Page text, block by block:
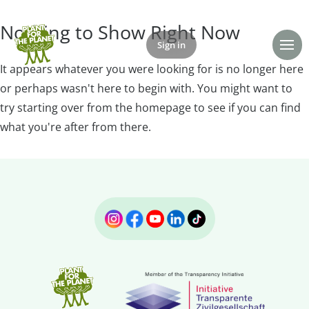
Sign in
Nothing to Show Right Now
It appears whatever you were looking for is no longer here
or perhaps wasn't here to begin with. You might want to
try starting over from the homepage to see if you can find
what you're after from there.